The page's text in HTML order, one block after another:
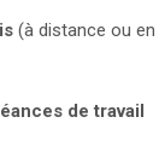
(à distance ou en
de travail